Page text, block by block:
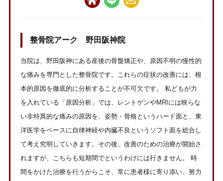
整骨院アーク 野田阪神院
当院は、野田阪神にある産後の骨盤矯正や、原因不明の慢性的
な痛みを専門とした整骨院です。これらの症状の改善には、根
本的原因を徹底的に分析することが不可欠です。 私どもが力
を入れている「原因分析」では、レントゲンやMRIには映らな
い非特異的な痛みの原因を、姿勢・骨格というハード面と、東
洋医学をベースに自律神経や内臓不良というソフト面を総合し
て考え究明していきます。その後、改善のための治療が開始さ
れますが、こちらも短期間でというわけには行きません。 時
間をかけた治療を行うからこそ、常に患者様に寄り添い、努力